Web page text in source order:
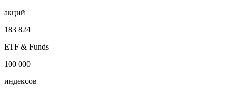
акций
183 824
ETF & Funds
100 000
индексов